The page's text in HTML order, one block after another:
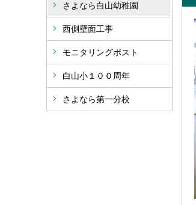
さよなら白山幼稚園
西側壁面工事
モニタリングポスト
白山小１００周年
さよなら第一分校